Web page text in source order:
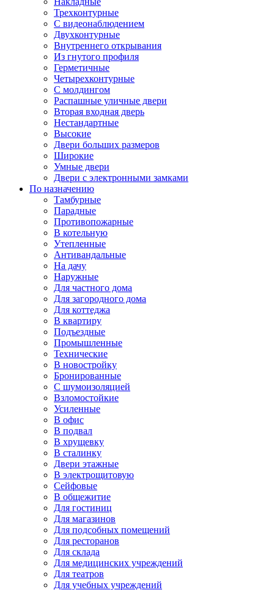
Трехконтурные
С видеонаблюдением
Двухконтурные
Внутреннего открывания
Из гнутого профиля
Герметичные
Четырехконтурные
С молдингом
Распашные уличные двери
Вторая входная дверь
Нестандартные
Высокие
Двери больших размеров
Широкие
Умные двери
Двери с электронными замками
По назначению
Тамбурные
Парадные
Противопожарные
В котельную
Утепленные
Антивандальные
На дачу
Наружные
Для частного дома
Для загородного дома
Для коттеджа
В квартиру
Подъездные
Промышленные
Технические
В новостройку
Бронированные
С шумоизоляцией
Взломостойкие
Усиленные
В офис
В подвал
В хрущевку
В сталинку
Двери этажные
В электрощитовую
Сейфовые
В общежитие
Для гостиниц
Для магазинов
Для подсобных помещений
Для ресторанов
Для склада
Для медицинских учреждений
Для театров
Для учебных учреждений